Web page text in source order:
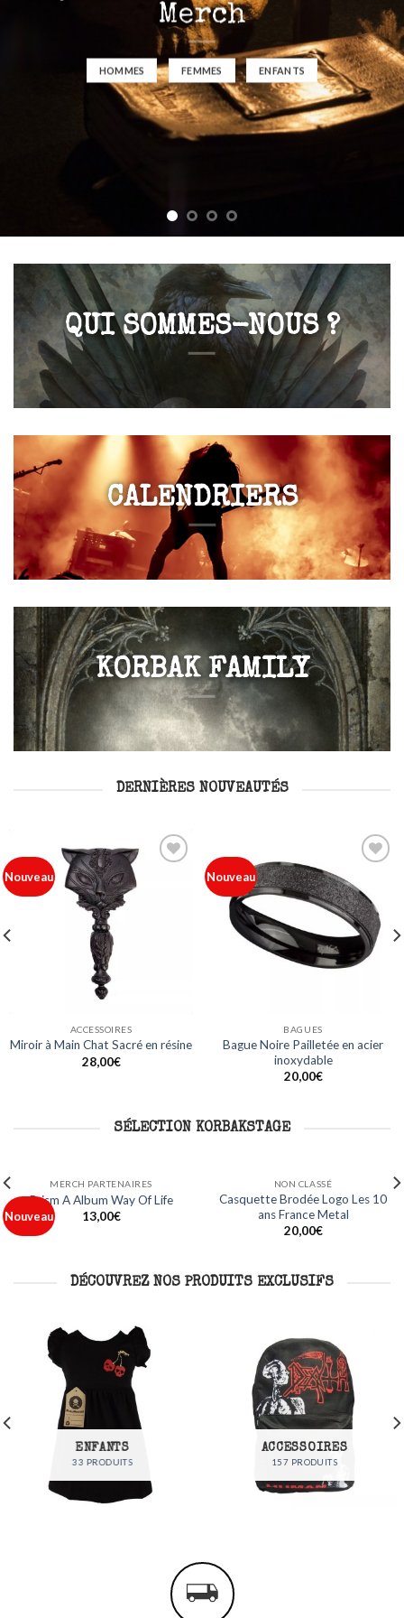
Merch
HOMMES FEMMES ENFANTS
QUI SOMMES-NOUS ?
CALENDRIERS
KORBAK FAMILY
DERNIÈRES NOUVEAUTÉS
Nouveau
ACCESSOIRES
Miroir à Main Chat Sacré en résine
28,00€
Nouveau
à ma
liste
BAGUES
Bague Noire Pailletée en acier
inoxydable
20,00€
SÉLECTION KORBAKSTAGE
NON CLASSÉ
Mug Logo Les 10 ans France
Metal
NON CLASSÉ
Sweat Capuche Logo Les 10
France Metal
35,00
DÉCOUVREZ NOS PRODUITS EXCLUSIFS
ENFANTS
33 PRODUITS
ACCESSOIRES
157 PRODUITS